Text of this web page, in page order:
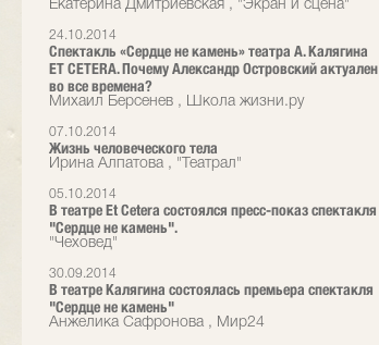
Екатерина Дмитриевская , "Экран и сцена"
24.10.2014
Спектакль «Сердце не камень» театра А. Калягина
ET CETERA. Почему Александр Островский актуален
во все времена?
Михаил Берсенев , Школа жизни.ру
07.10.2014
Жизнь человеческого тела
Ирина Алпатова , "Театрал"
05.10.2014
В театре Et Cetera состоялся пресс-показ спектакля
"Сердце не камень".
"Чеховед"
30.09.2014
В театре Калягина состоялась премьера спектакля
"Сердце не камень"
Анжелика Сафронова , Мир24